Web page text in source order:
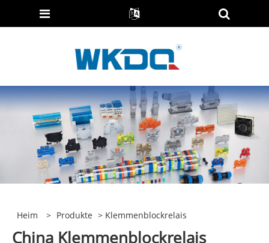
Heim > Produkte > Klemmenblockrelais
China Klemmenblockrelais